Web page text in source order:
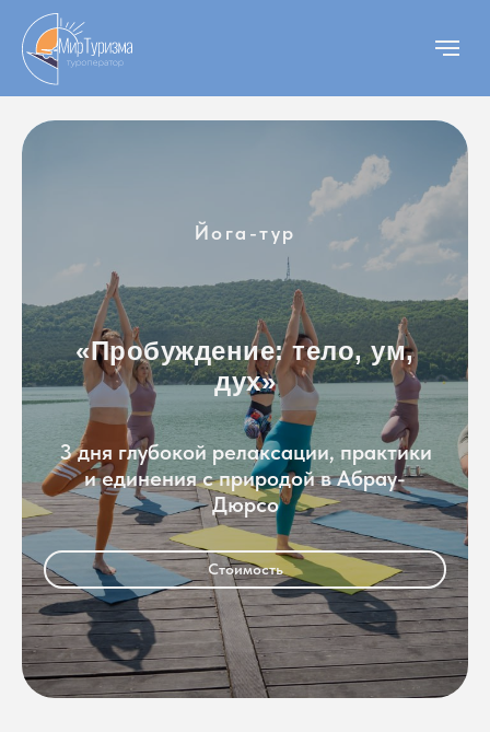
Йога-тур
«Пробуждение: тело, ум,
дух»
3 дня глубокой релаксации, практики
и единения с природой в Абрау-
Дюрсо
Стоимость